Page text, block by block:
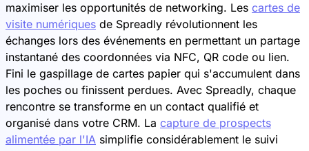
maximiser les opportunités de networking. Les cartes de
visite numériques de Spreadly révolutionnent les
échanges lors des événements en permettant un partage
instantané des coordonnées via NFC, QR code ou lien.
Fini le gaspillage de cartes papier qui s'accumulent dans
les poches ou finissent perdues. Avec Spreadly, chaque
rencontre se transforme en un contact qualifié et
organisé dans votre CRM. La capture de prospects
alimentée par l'IA simplifie considérablement le suivi